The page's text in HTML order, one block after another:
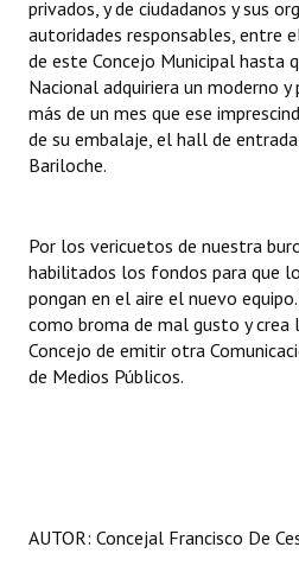
privados, y de ciudadanos y sus
autoridades responsables, entre
de este Concejo Municipal hasta
Nacional adquiriera un moderno
más de un mes que ese
de su embalaje, el hall de
Bariloche.
Por los vericuetos de nuestra
habilitados los fondos para que
pongan en el aire el nuevo
como broma de mal gusto y crea
Concejo de emitir otra
de Medios Públicos.
AUTOR: Concejal Francisco De